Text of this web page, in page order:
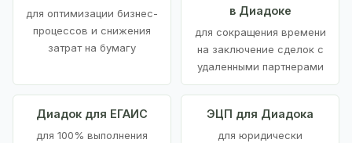
для оптимизации бизнес-
процессов и снижения
затрат на бумагу
в Диадоке
для сокращения времени
на заключение сделок с
удаленными партнерами
Диадок для ЕГАИС
для 100% выполнения
ЭЦП для Диадока
для юридически